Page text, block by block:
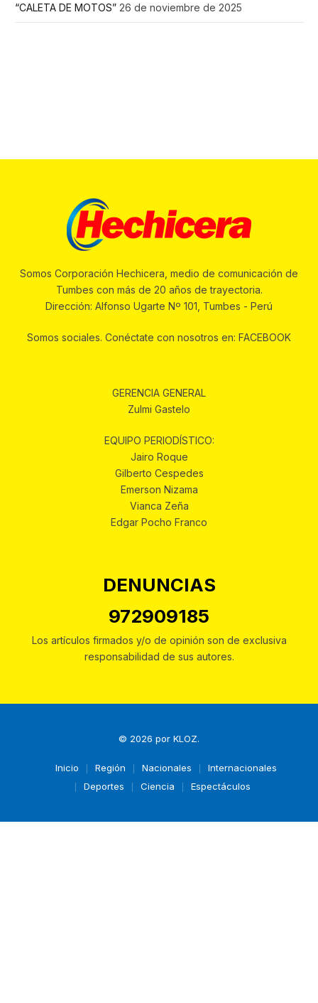
“CALETA DE MOTOS” 26 de noviembre de 2025
Somos Corporación Hechicera, medio de comunicación de
Tumbes con más de 20 años de trayectoria.
Dirección: Alfonso Ugarte Nº 101, Tumbes - Perú
Somos sociales. Conéctate con nosotros en: FACEBOOK
GERENCIA GENERAL
Zulmi Gastelo
EQUIPO PERIODÍSTICO:
Jairo Roque
Gilberto Cespedes
Emerson Nizama
Vianca Zeña
Edgar Pocho Franco
DENUNCIAS
972909185
Los artículos firmados y/o de opinión son de exclusiva
responsabilidad de sus autores.
© 2026 por KLOZ.
Inicio Región Nacionales
Internacionales
Deportes
Ciencia Espectáculos